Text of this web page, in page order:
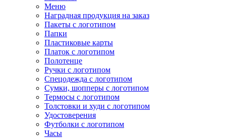
Меню
Наградная продукция на заказ
Пакеты с логотипом
Папки
Пластиковые карты
Платок с логотипом
Полотенце
Ручки с логотипом
Спецодежда с логотипом
Сумки, шопперы с логотипом
Термосы с логотипом
Толстовки и худи с логотипом
Удостоверения
Футболки с логотипом
Часы